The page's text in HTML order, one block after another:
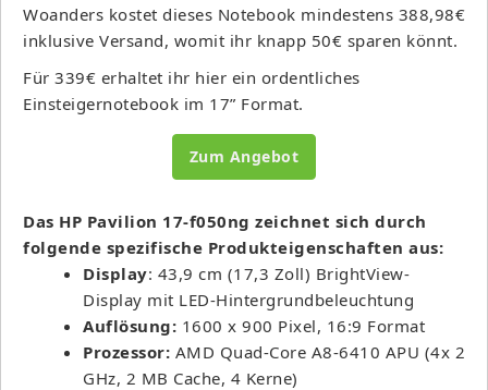
Woanders kostet dieses Notebook mindestens 388,98€
inklusive Versand, womit ihr knapp 50€ sparen könnt.
Für 339€ erhaltet ihr hier ein ordentliches
Einsteigernotebook im 17” Format.
Zum Angebot
Das HP Pavilion 17-f050ng zeichnet sich durch
folgende spezifische Produkteigenschaften aus:
Display: 43,9 cm (17,3 Zoll) BrightView-
Display mit LED-Hintergrundbeleuchtung
Auflösung: 1600 x 900 Pixel, 16:9 Format
Prozessor: AMD Quad-Core A8-6410 APU (4x 2
GHz, 2 MB Cache, 4 Kerne)